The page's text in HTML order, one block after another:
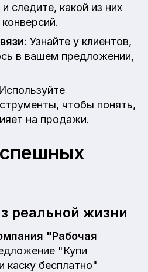
следите, какой из них
: Узнайте у клиентов,
в вашем предложении,
чтобы понять,
на продажи.
реальной жизни
"Рабочая
"Купи
каску бесплатно"